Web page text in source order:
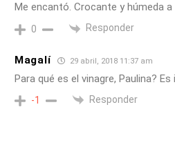
Me encantó. Crocante y húmeda
0 Responder
Magalí 29 abril, 2018 11:37 am
Para qué es el vinagre, Paulina?
-1 Responder